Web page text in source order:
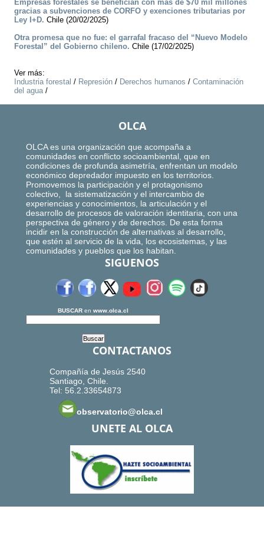
Empresas forestales se benefician con más de $70 mil millones
gracias a subvenciones de CORFO y exenciones tributarias por
Ley I+D. Chile (20/02/2025)
Otra promesa que no fue: el garrafal fracaso del “Nuevo Modelo
Forestal” del Gobierno chileno. Chile (17/02/2025)
Ver más:
Industria forestal / Represión / Derechos humanos / Contaminación
del agua/
OLCA
OLCA es una organización que acompaña a
comunidades en conflicto socioambiental, que en
condiciones de profunda asimetría, enfrentan un modelo
económico depredador impuesto en los territorios.
Promovemos la participación y el protagonismo
colectivo, la sistematización y el intercambio de
experiencias y conocimientos, la articulación y el
desarrollo de procesos de valoración identitaria, con una
perspectiva de género y de derechos. De esta forma
incidir en la construcción de alternativas al desarrollo,
que estén al servicio de la vida, los ecosistemas, y las
comunidades y pueblos que los habitan.
SIGUENOS
BUSCAR en www.olca.cl
CONTACTANOS
Compañía de Jesús 2540
Santiago, Chile.
Tel: 56.2.33654873
observatorio@olca.cl
UNETE AL OLCA